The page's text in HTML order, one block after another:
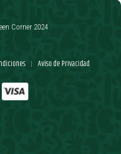
| Aviso de Privacidad
Corner 2024